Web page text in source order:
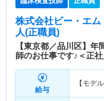
株式会社ビー・エ
人(正職員)
【東京都／品川区】
師のお仕事です♪＜正社
給与
【モデ